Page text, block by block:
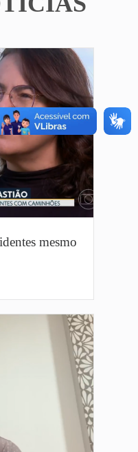
mesmo